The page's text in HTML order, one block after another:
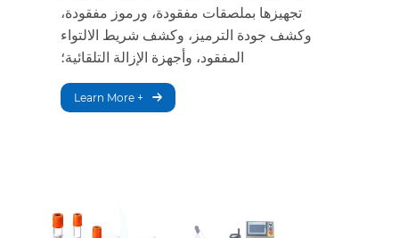
تجهيزها بملصقات مفقودة، ورموز مفقودة،
وكشف جودة الترميز، وكشف شريط الالتواء
المفقود، وأجهزة الإزالة التلقائية؛
Learn More +